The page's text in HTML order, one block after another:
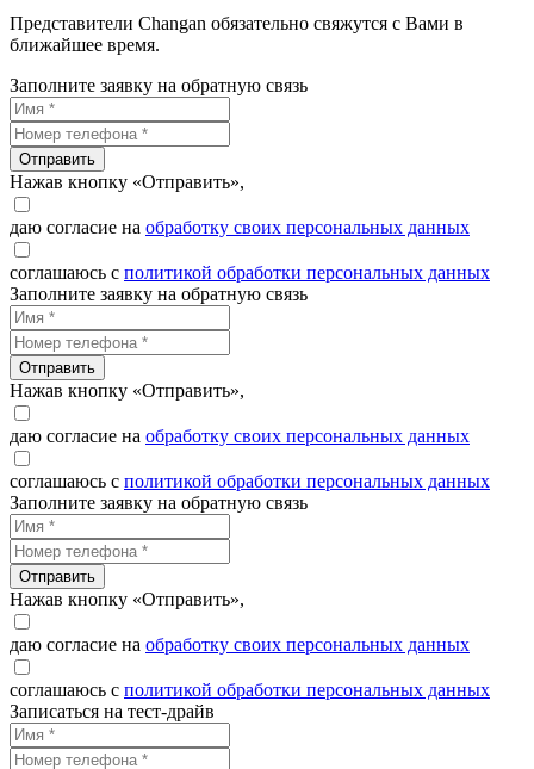
Представители Changan обязательно свяжутся с Вами в
ближайшее время.
Заполните заявку на обратную связь
Отправить
Нажав кнопку «Отправить»,
даю согласие на обработку своих персональных данных
соглашаюсь с политикой обработки персональных данных
Заполните заявку на обратную связь
Отправить
Нажав кнопку «Отправить»,
даю согласие на обработку своих персональных данных
соглашаюсь с политикой обработки персональных данных
Заполните заявку на обратную связь
Отправить
Нажав кнопку «Отправить»,
даю согласие на обработку своих персональных данных
соглашаюсь с политикой обработки персональных данных
Записаться на тест-драйв